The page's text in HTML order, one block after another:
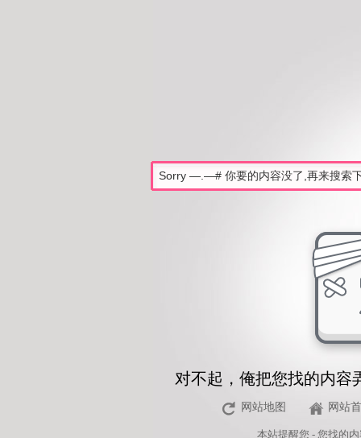
对不起，俺把您找的内容
网站地图 网站
本站提醒您 - 您找的